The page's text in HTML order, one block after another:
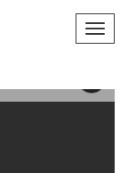
תפריט